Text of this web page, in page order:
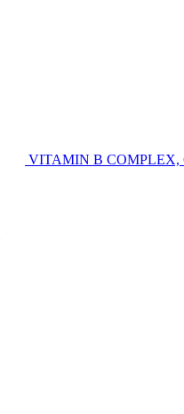
VITAMIN B COMPLEX,